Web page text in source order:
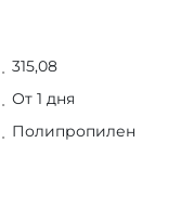
315,08
От 1 дня
Полипропилен